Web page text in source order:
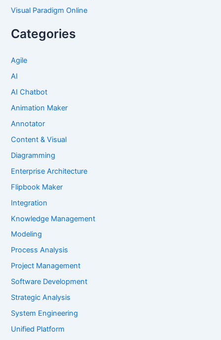
Visual Paradigm Online
Categories
Agile
AI
AI Chatbot
Animation Maker
Annotator
Content & Visual
Diagramming
Enterprise Architecture
Flipbook Maker
Integration
Knowledge Management
Modeling
Process Analysis
Project Management
Software Development
Strategic Analysis
System Engineering
Unified Platform